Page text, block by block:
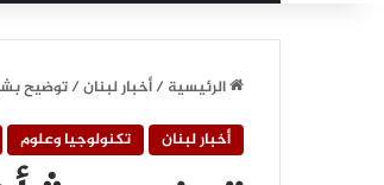
الرئيسية/أخبار لبنان/توضيح
أخبار لبنان
تكنولوجيا وعلوم